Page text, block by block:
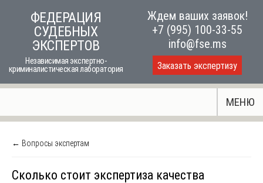
ФЕДЕРАЦИЯ
СУДЕБНЫХ
ЭКСПЕРТОВ
Независимая экспертно-
криминалистическая лаборатория
Ждем ваших заявок!
+7 (995) 100-33-55
info@fse.ms
Заказать экспертизу
МЕНЮ
← Вопросы экспертам
Сколько стоит экспертиза качества